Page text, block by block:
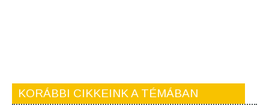
KORÁBBI CIKKEINK A TÉMÁBAN